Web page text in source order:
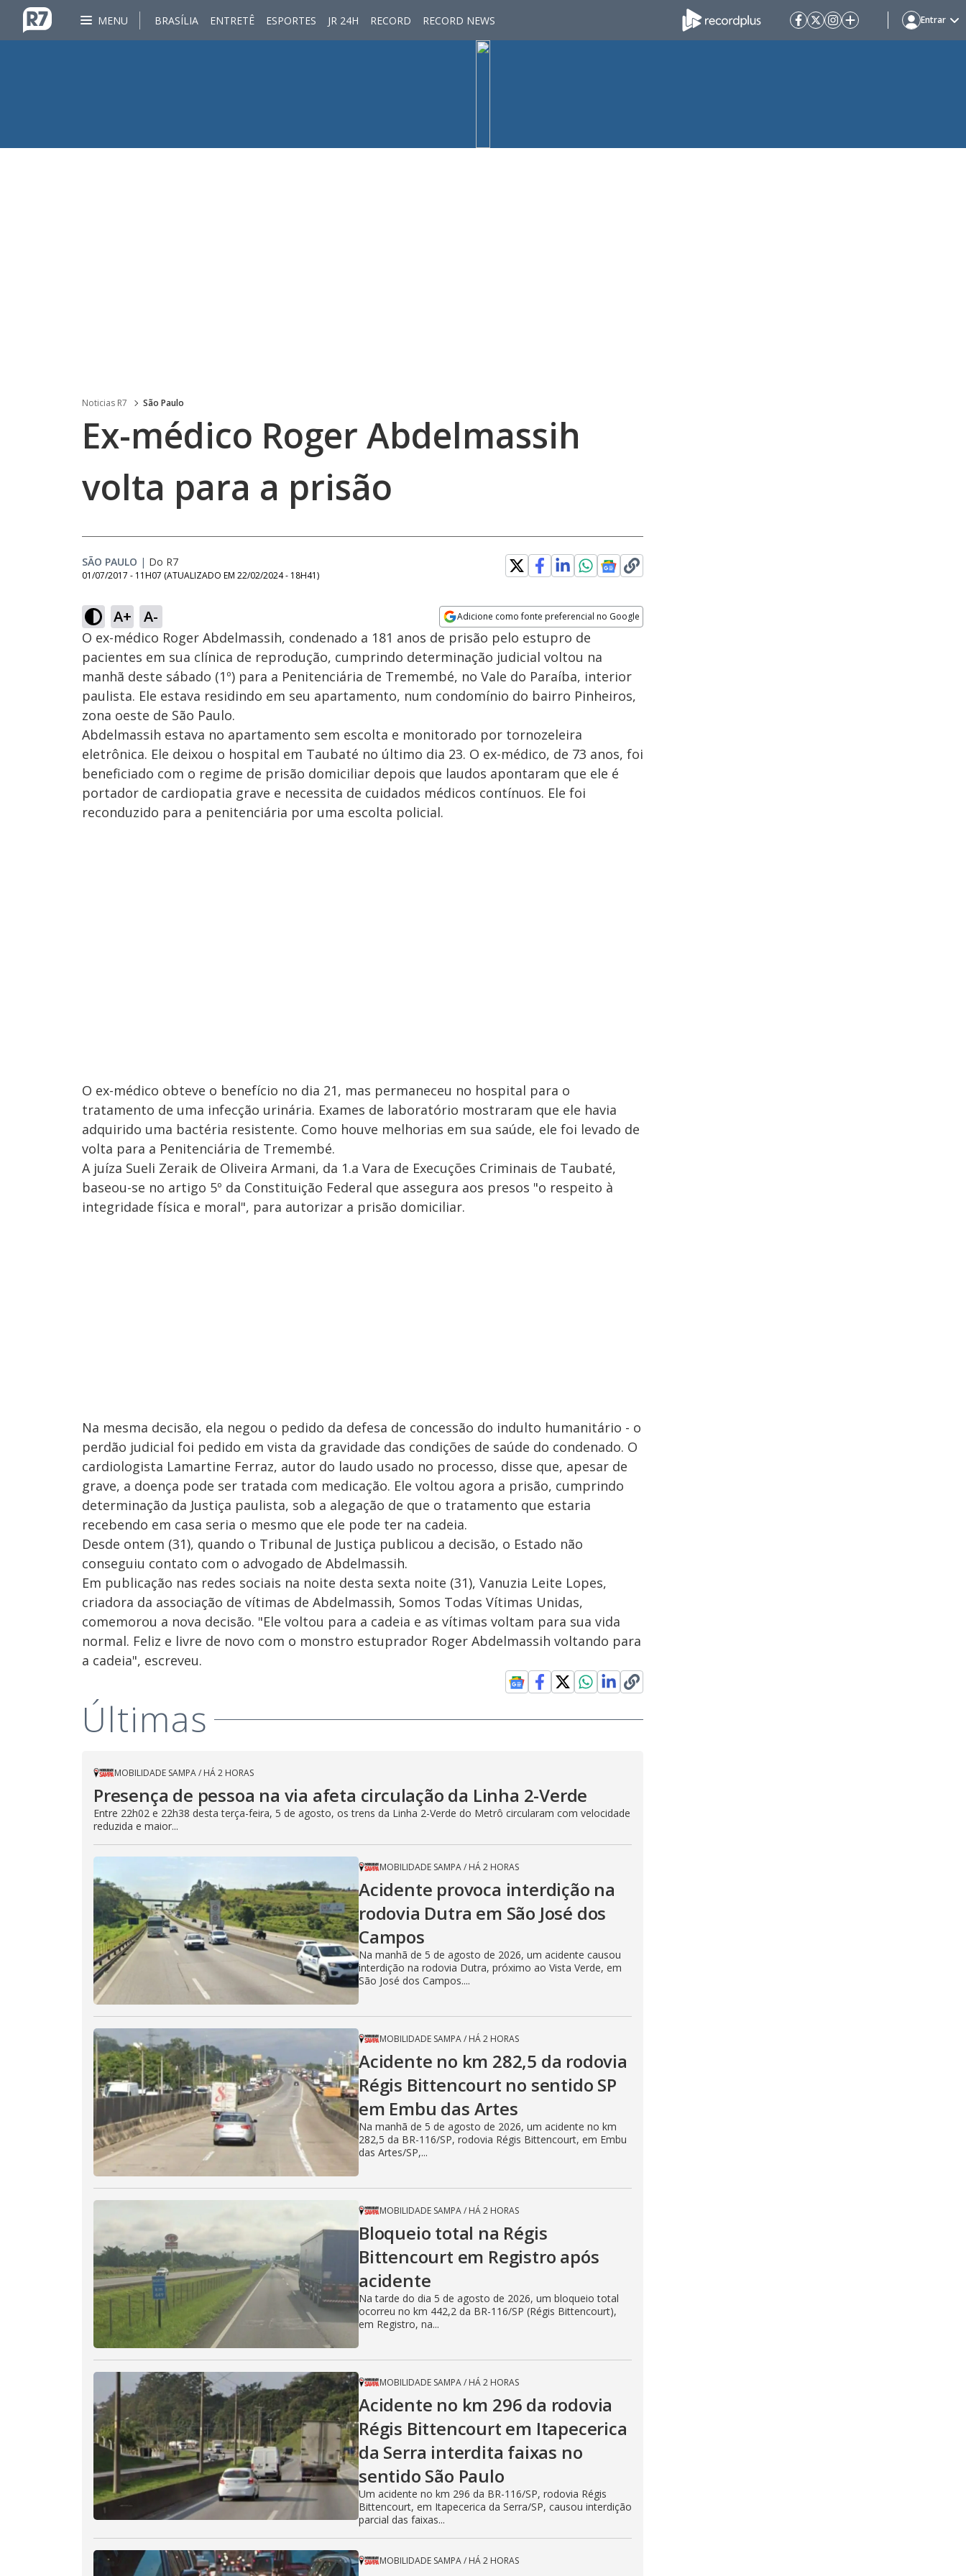
MENU BRASÍLIA ENTRETÊ ESPORTES JR 24H RECORD RECORD NEWS Entrar
Noticias R7 São Paulo
Ex-médico Roger Abdelmassih
volta para a prisão
SÃO PAULO | Do R7
01/07/2017 - 11H07 (ATUALIZADO EM 22/02/2024 - 18H41)
A+ A- Adicione como fonte preferencial no Google
Opens in new window
O ex-médico Roger Abdelmassih, condenado a 181 anos de prisão pelo estupro de
pacientes em sua clínica de reprodução, cumprindo determinação judicial voltou na
manhã deste sábado (1º) para a Penitenciária de Tremembé, no Vale do Paraíba, interior
paulista. Ele estava residindo em seu apartamento, num condomínio do bairro Pinheiros,
zona oeste de São Paulo.
Abdelmassih estava no apartamento sem escolta e monitorado por tornozeleira
eletrônica. Ele deixou o hospital em Taubaté no último dia 23. O ex-médico, de 73 anos, foi
beneficiado com o regime de prisão domiciliar depois que laudos apontaram que ele é
portador de cardiopatia grave e necessita de cuidados médicos contínuos. Ele foi
reconduzido para a penitenciária por uma escolta policial.
O ex-médico obteve o benefício no dia 21, mas permaneceu no hospital para o
tratamento de uma infecção urinária. Exames de laboratório mostraram que ele havia
adquirido uma bactéria resistente. Como houve melhorias em sua saúde, ele foi levado de
volta para a Penitenciária de Tremembé.
A juíza Sueli Zeraik de Oliveira Armani, da 1.a Vara de Execuções Criminais de Taubaté,
baseou-se no artigo 5º da Constituição Federal que assegura aos presos "o respeito à
integridade física e moral", para autorizar a prisão domiciliar.
Na mesma decisão, ela negou o pedido da defesa de concessão do indulto humanitário - o
perdão judicial foi pedido em vista da gravidade das condições de saúde do condenado. O
cardiologista Lamartine Ferraz, autor do laudo usado no processo, disse que, apesar de
grave, a doença pode ser tratada com medicação. Ele voltou agora a prisão, cumprindo
determinação da Justiça paulista, sob a alegação de que o tratamento que estaria
recebendo em casa seria o mesmo que ele pode ter na cadeia.
Desde ontem (31), quando o Tribunal de Justiça publicou a decisão, o Estado não
conseguiu contato com o advogado de Abdelmassih.
Em publicação nas redes sociais na noite desta sexta noite (31), Vanuzia Leite Lopes,
criadora da associação de vítimas de Abdelmassih, Somos Todas Vítimas Unidas,
comemorou a nova decisão. "Ele voltou para a cadeia e as vítimas voltam para sua vida
normal. Feliz e livre de novo com o monstro estuprador Roger Abdelmassih voltando para
a cadeia", escreveu.
Últimas
MOBILIDADE SAMPA/ HÁ 2 HORAS
Presença de pessoa na via afeta circulação da Linha 2-Verde
Entre 22h02 e 22h38 desta terça-feira, 5 de agosto, os trens da Linha 2-Verde do Metrô circularam com velocidade
reduzida e maior...
MOBILIDADE SAMPA/ HÁ 2 HORAS
Acidente provoca interdição na
rodovia Dutra em São José dos
Campos
Na manhã de 5 de agosto de 2026, um acidente causou
interdição na rodovia Dutra, próximo ao Vista Verde, em
São José dos Campos....
MOBILIDADE SAMPA/ HÁ 2 HORAS
Acidente no km 282,5 da rodovia
Régis Bittencourt no sentido SP
em Embu das Artes
Na manhã de 5 de agosto de 2026, um acidente no km
282,5 da BR-116/SP, rodovia Régis Bittencourt, em Embu
das Artes/SP,...
MOBILIDADE SAMPA/ HÁ 2 HORAS
Bloqueio total na Régis
Bittencourt em Registro após
acidente
Na tarde do dia 5 de agosto de 2026, um bloqueio total
ocorreu no km 442,2 da BR-116/SP (Régis Bittencourt),
em Registro, na...
MOBILIDADE SAMPA/ HÁ 2 HORAS
Acidente no km 296 da rodovia
Régis Bittencourt em Itapecerica
da Serra interdita faixas no
sentido São Paulo
Um acidente no km 296 da BR-116/SP, rodovia Régis
Bittencourt, em Itapecerica da Serra/SP, causou interdição
parcial das faixas...
MOBILIDADE SAMPA/ HÁ 2 HORAS